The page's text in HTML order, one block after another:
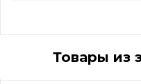
Товары из